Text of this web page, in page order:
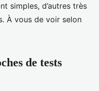
simples, d’autres très
À vous de voir selon
de tests